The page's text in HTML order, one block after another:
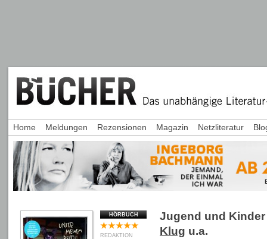
HÖRBUCH
REDAKTION
Jugend und Kinder
Klug u.a.
Home Meldungen Rezensionen Magazin Netzliteratur